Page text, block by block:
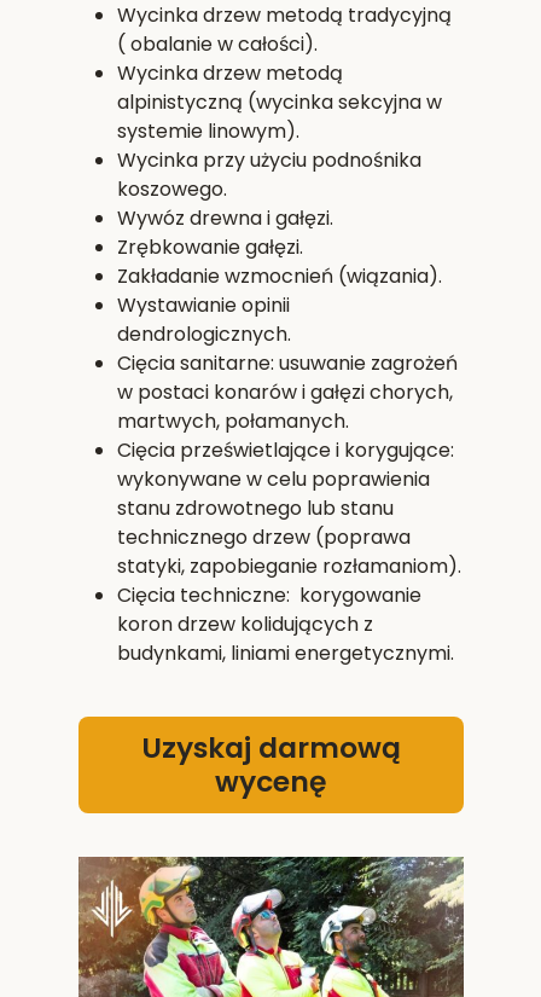
Wycinka drzew metodą tradycyjną
( obalanie w całości).
Wycinka drzew metodą
alpinistyczną (wycinka sekcyjna w
systemie linowym).
Wycinka przy użyciu podnośnika
koszowego.
Wywóz drewna i gałęzi.
Zrębkowanie gałęzi.
Zakładanie wzmocnień (wiązania).
Wystawianie opinii
dendrologicznych.
Cięcia sanitarne: usuwanie zagrożeń
w postaci konarów i gałęzi chorych,
martwych, połamanych.
Cięcia prześwietlające i korygujące:
wykonywane w celu poprawienia
stanu zdrowotnego lub stanu
technicznego drzew (poprawa
statyki, zapobieganie rozłamaniom).
Cięcia techniczne: korygowanie
koron drzew kolidujących z
budynkami, liniami energetycznymi.
Uzyskaj darmową
wycenę